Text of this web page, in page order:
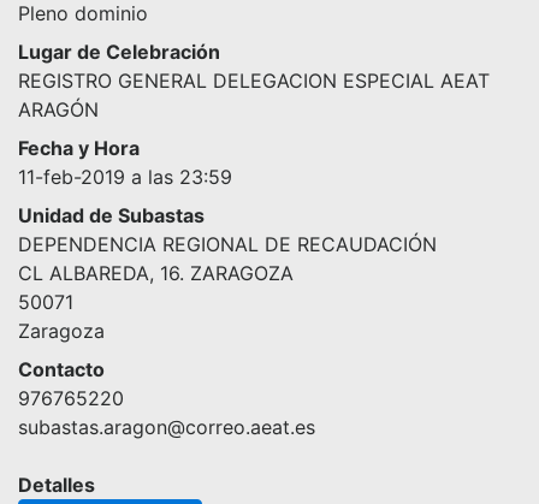
Pleno dominio
Lugar de Celebración
REGISTRO GENERAL DELEGACION ESPECIAL AEAT
ARAGÓN
Fecha y Hora
11-feb-2019 a las 23:59
Unidad de Subastas
DEPENDENCIA REGIONAL DE RECAUDACIÓN
CL ALBAREDA, 16. ZARAGOZA
50071
Zaragoza
Contacto
976765220
subastas.aragon@correo.aeat.es
Detalles